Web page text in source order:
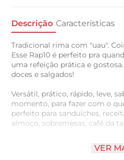
Descrição Características
Tradicional rima com "uau".
Esse Rap10 é perfeito pra
uma refeição prática e
doces e salgados!
Versátil, prático, rápido, leve,
momento, para fazer com o
perfeito para sanduíches,
almoço, sobremesas, café da
Rap10 é uma atitude rápida,
VER